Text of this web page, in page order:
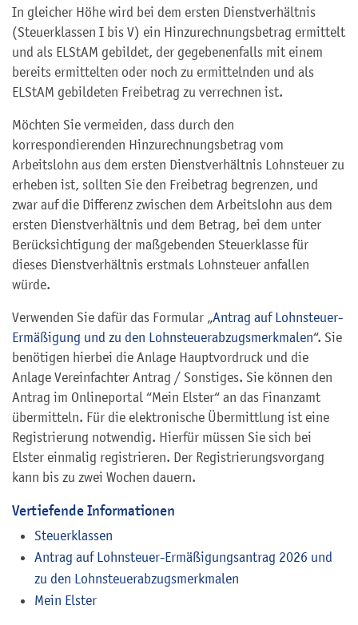
In gleicher Höhe wird bei dem ersten Dienstverhältnis
(Steuerklassen I bis V) ein Hinzurechnungsbetrag ermittelt
und als ELStAM gebildet, der gegebenenfalls mit einem
bereits ermittelten oder noch zu ermittelnden und als
ELStAM gebildeten Freibetrag zu verrechnen ist.
Möchten Sie vermeiden, dass durch den
korrespondierenden Hinzurechnungsbetrag vom
Arbeitslohn aus dem ersten Dienstverhältnis Lohnsteuer zu
erheben ist, sollten Sie den Freibetrag begrenzen, und
zwar auf die Differenz zwischen dem Arbeitslohn aus dem
ersten Dienstverhältnis und dem Betrag, bei dem unter
Berücksichtigung der maßgebenden Steuerklasse für
dieses Dienstverhältnis erstmals Lohnsteuer anfallen
würde.
Verwenden Sie dafür das Formular „Antrag auf Lohnsteuer-
Ermäßigung und zu den Lohnsteuerabzugsmerkmalen“. Sie
benötigen hierbei die Anlage Hauptvordruck und die
Anlage Vereinfachter Antrag / Sonstiges. Sie können den
Antrag im Onlineportal “Mein Elster“ an das Finanzamt
übermitteln. Für die elektronische Übermittlung ist eine
Registrierung notwendig. Hierfür müssen Sie sich bei
Elster einmalig registrieren. Der Registrierungsvorgang
kann bis zu zwei Wochen dauern.
Vertiefende Informationen
Steuerklassen
Antrag auf Lohnsteuer-Ermäßigungsantrag 2026 und
zu den Lohnsteuerabzugsmerkmalen
Mein Elster